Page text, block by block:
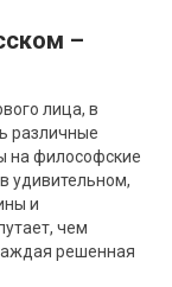
–
лица, в
различные
на философские
удивительном,
и
чем
решенная